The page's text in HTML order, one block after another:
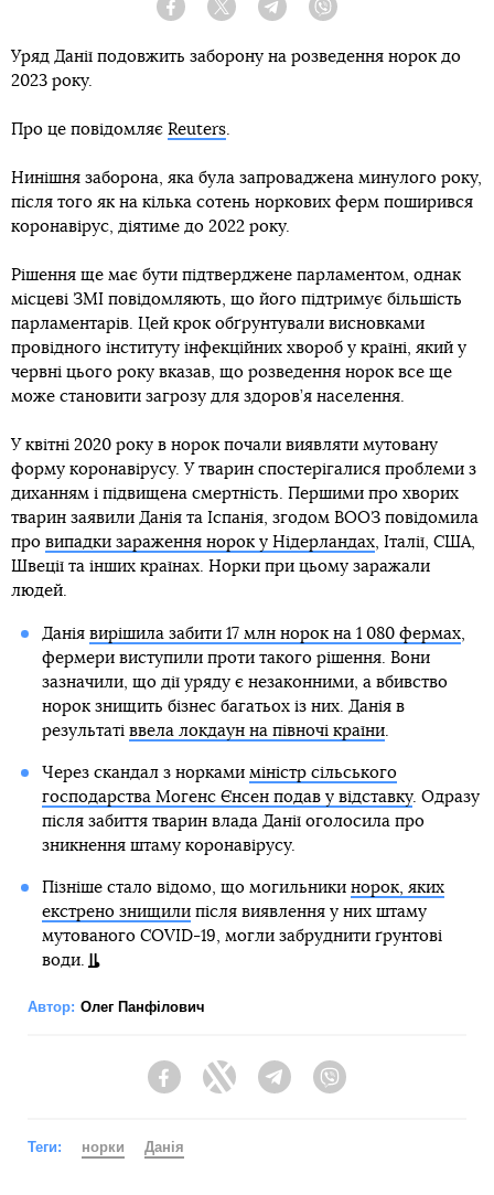
Facebook Twitter Telegram
Уряд Данії подовжить заборону на розведення норок до
2023 року.
Про це повідомляє Reuters.
Нинішня заборона, яка була запроваджена минулого року,
після того як на кілька сотень норкових ферм поширився
коронавірус, діятиме до 2022 року.
Рішення ще має бути підтверджене парламентом, однак
місцеві ЗМІ повідомляють, що його підтримує більшість
парламентарів. Цей крок обґрунтували висновками
провідного інституту інфекційних хвороб у країні, який у
червні цього року вказав, що розведення норок все ще
може становити загрозу для здоров’я населення.
У квітні 2020 року в норок почали виявляти мутовану
форму коронавірусу. У тварин спостерігалися проблеми з
диханням і підвищена смертність. Першими про хворих
тварин заявили Данія та Іспанія, згодом ВООЗ повідомила
про випадки зараження норок у Нідерландах, Італії, США,
Швеції та інших країнах. Норки при цьому заражали
людей.
Данія вирішила забити 17 млн норок на 1 080 фермах,
фермери виступили проти такого рішення. Вони
зазначили, що дії уряду є незаконними, а вбивство
норок знищить бізнес багатьох із них. Данія в
результаті ввела локдаун на півночі країни.
Через скандал з норками міністр сільського
господарства Могенс Єнсен подав у відставку. Одразу
після забиття тварин влада Данії оголосила про
зникнення штаму коронавірусу.
Пізніше стало відомо, що могильники норок, яких
екстрено знищилипісля виявлення у них штаму
мутованого COVID-19, могли забруднити ґрунтові
води.
Автор: Олег Панфілович
FacebookTwitter Telegram
Теги: норки Данія